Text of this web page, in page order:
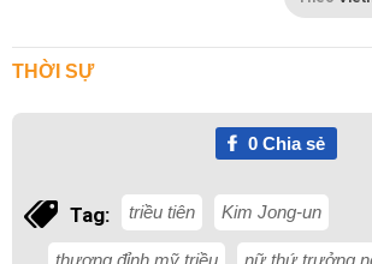
THỜI SỰ
0Chia sẻ
Tag: triều tiên Kim Jong-un
thượng đỉnh mỹ triều nữ thứ trưởng